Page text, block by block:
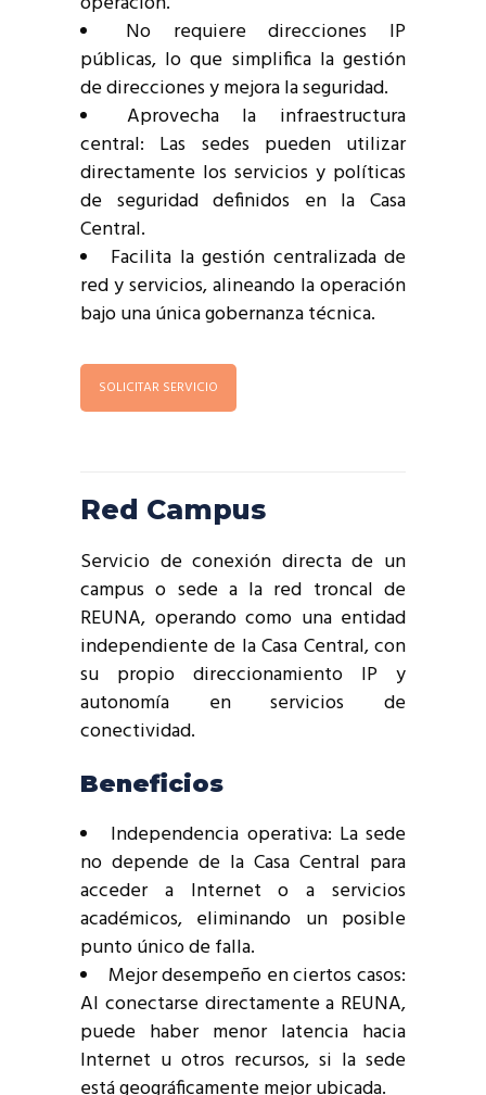
No requiere direcciones IP
públicas, lo que simplifica la gestión
de direcciones y mejora la seguridad.
Aprovecha la infraestructura
central: Las sedes pueden utilizar
directamente los servicios y políticas
de seguridad definidos en la Casa
Central.
Facilita la gestión centralizada de
red y servicios, alineando la operación
bajo una única gobernanza técnica.
SOLICITAR SERVICIO
Red Campus
Servicio de conexión directa de un
campus o sede a la red troncal de
REUNA, operando como una entidad
independiente de la Casa Central, con
su propio direccionamiento IP y
autonomía en servicios de
conectividad.
Beneficios
Independencia operativa: La sede
no depende de la Casa Central para
acceder a Internet o a servicios
académicos, eliminando un posible
punto único de falla.
Mejor desempeño en ciertos casos:
Al conectarse directamente a REUNA,
puede haber menor latencia hacia
Internet u otros recursos, si la sede